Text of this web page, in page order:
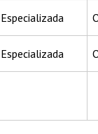
Especializada
Especializada